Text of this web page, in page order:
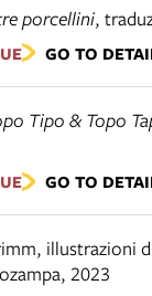
porcellini,
GO TO
Tipo & Topo
GO TO
illustrazioni
, 2023